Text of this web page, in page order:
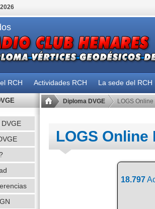
RCH Actividades RCH La sede del RCH
Diploma DVGE LOGS Online
LOGS Online
18.797